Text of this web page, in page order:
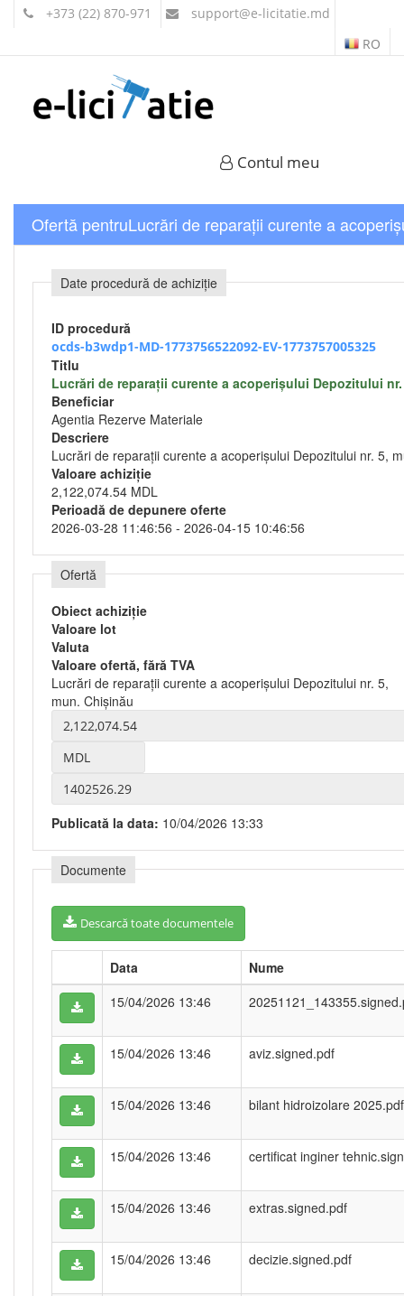
+373 (22) 870-971 support@e-licitatie.md
RO
Contul meu
Ofertă pentruLucrări de reparații curente a
Date procedură de achiziție
ID procedură
ocds-b3wdp1-MD-1773756522092-EV-1773757005325
Titlu
Lucrări de reparații curente a acoperișului Depozitului
Beneficiar
Agentia Rezerve Materiale
Descriere
Lucrări de reparații curente a acoperișului Depozitului nr. 5,
Valoare achiziție
2,122,074.54 MDL
Perioadă de depunere oferte
2026-03-28 11:46:56 - 2026-04-15 10:46:56
Ofertă
Obiect achiziție
Valoare lot
Valuta
Valoare ofertă, fără TVA
Lucrări de reparații curente a acoperișului Depozitului nr. 5,
mun. Chișinău
Publicată la data: 10/04/2026 13:33
Documente
Descarcă toate documentele
Data
Nume
15/04/2026 13:46
15/04/2026 13:46 aviz.signed.pdf
15/04/2026 13:46 bilant hidroizolare 2025.pdf
15/04/2026 13:46 certificat inginer
15/04/2026 13:46 extras.signed.pdf
15/04/2026 13:46 decizie.signed.pdf